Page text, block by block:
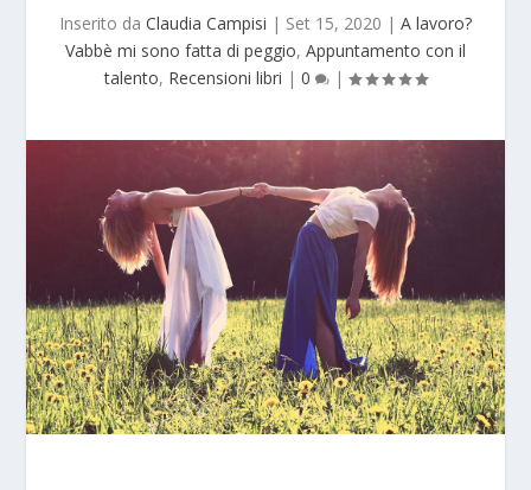
Inserito da Claudia Campisi | Set 15, 2020 | A lavoro?
Vabbè mi sono fatta di peggio, Appuntamento con il
talento, Recensioni libri | 0 |